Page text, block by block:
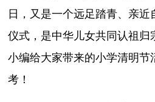
日，又是一个远足踏青、亲
仪式，是中华儿女共同认祖归
小编给大家带来的小学清明节
考！